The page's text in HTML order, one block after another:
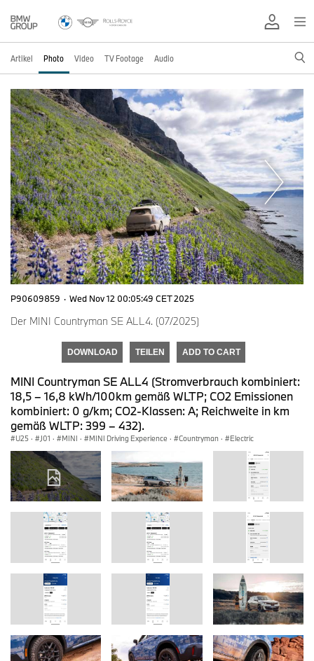
Artikel Photo Video TV Footage Audio
P90609859 · Wed Nov 12 00:05:49 CET 2025
Der MINI Countryman SE ALL4. (07/2025)
DOWNLOAD TEILEN ADD TO CART
MINI Countryman SE ALL4 (Stromverbrauch kombiniert:
18,5 – 16,8 kWh/100km gemäß WLTP; CO2 Emissionen
kombiniert: 0 g/km; CO2-Klassen: A; Reichweite in km
gemäß WLTP: 399 – 432).
U25 · J01 · MINI · MINI Driving Experience · Countryman · Electric